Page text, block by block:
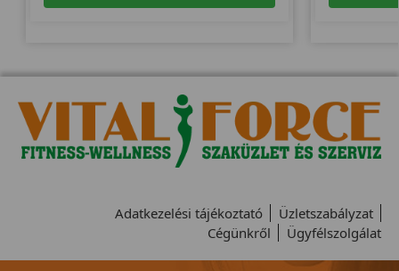
Adatkezelési tájékoztató
Üzletszabályzat
Cégünkről
Ügyfélszolgálat